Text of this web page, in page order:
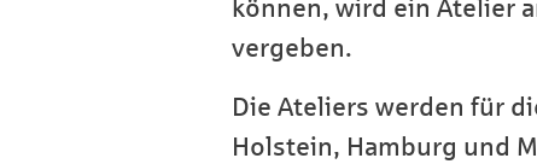
können, wird ein Atelier
vergeben.
Die Ateliers werden für
Holstein, Hamburg und